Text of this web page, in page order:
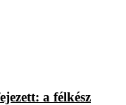
a félkész